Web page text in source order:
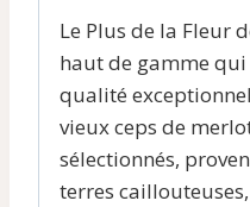
Le Plus de la Fleur
haut de gamme
qualité
vieux ceps de
sélectionnés,
terres